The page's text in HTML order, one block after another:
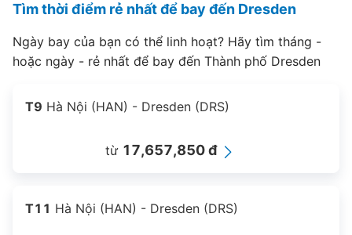
Tìm thời điểm rẻ nhất để bay đến Dresden
Ngày bay của bạn có thể linh hoạt? Hãy tìm tháng -
hoặc ngày - rẻ nhất để bay đến Thành phố Dresden
T9 Hà Nội (HAN) - Dresden (DRS)
từ 17,657,850 đ
T11 Hà Nội (HAN) - Dresden (DRS)